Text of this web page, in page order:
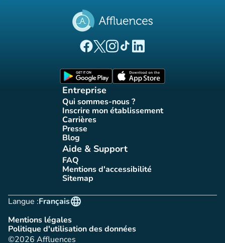
(nouvel onglet)
(nouvel onglet)
(nouvel onglet)
(nouvel onglet)
(nouvel onglet)
Entreprise
Qui sommes-nous ?
(nouvel onglet)
Inscrire mon établissement
(nouvel onglet)
Carrières(nouvel onglet)
Presse(nouvel onglet)
Blog(nouvel onglet)
Aide & Support
FAQ(nouvel onglet)
Mentions d'accessibilité
(nouvel onglet)
Sitemap(nouvel onglet)
Langue :
language
Français
Mentions légales
(nouvel onglet)
Politique d'utilisation des données
(nouvel onglet)
©2026 Affluences